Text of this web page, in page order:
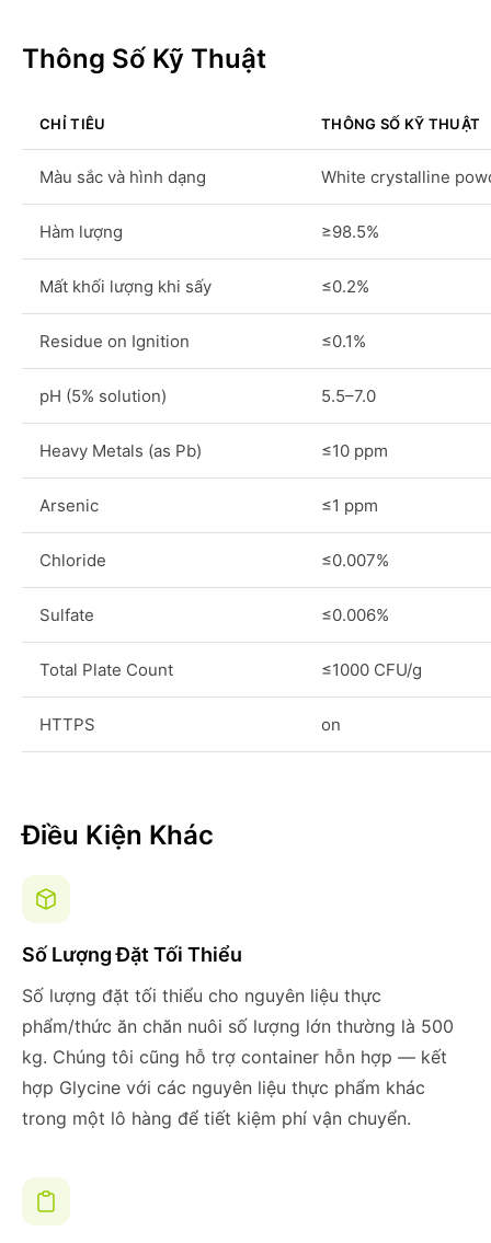
Thông Số Kỹ Thuật
CHỈ TIÊU THÔNG SỐ KỸ THUẬT
Màu sắc và hình dạng White crystalline
Hàm lượng ≥98.5%
Mất khối lượng khi sấy ≤0.2%
Residue on Ignition ≤0.1%
pH (5% solution) 5.5–7.0
Heavy Metals (as Pb) ≤10 ppm
Arsenic ≤1 ppm
Chloride ≤0.007%
Sulfate ≤0.006%
Total Plate Count ≤1000 CFU/g
HTTPS on
Điều Kiện Khác
Số Lượng Đặt Tối Thiểu
Số lượng đặt tối thiểu cho nguyên liệu thực
phẩm/thức ăn chăn nuôi số lượng lớn thường là 500
kg. Chúng tôi cũng hỗ trợ container hỗn hợp — kết
hợp Glycine với các nguyên liệu thực phẩm khác
trong một lô hàng để tiết kiệm phí vận chuyển.